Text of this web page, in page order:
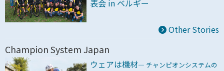
表会 in ベルギー
Other Stories
Champion System Japan
ウェアは機材― チャンピオンシステムの